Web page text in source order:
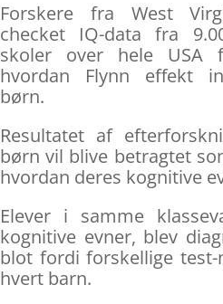
Forskere fra West
checket IQ-data fra
skoler over hele USA
hvordan Flynn effekt
børn.
Resultatet af
børn vil blive betragtet
hvordan deres kognitive
Elever i samme
kognitive evner, blev
blot fordi forskellige
hvert barn.